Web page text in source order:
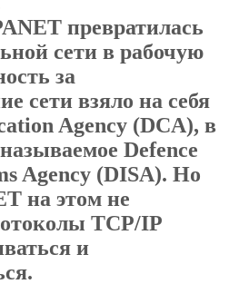
превратилась
сети в рабочую
за
сети взяло на себя
Agency (DCA), в
Defence
Agency (DISA). Но
на этом не
TCP/IP
и